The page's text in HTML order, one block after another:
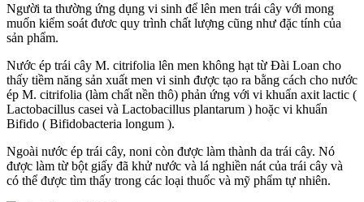
Người ta thường ứng dụng vi sinh để lên men trái cây với mong
muốn kiểm soát đươc quy trình chất lượng cũng như đặc tính của
sản phẩm.
Nước ép trái cây M. citrifolia lên men không hạt từ Đài Loan cho
thấy tiềm năng sản xuất men vi sinh được tạo ra bằng cách cho nước
ép M. citrifolia (làm chất nền thô) phản ứng với vi khuẩn axit lactic (
Lactobacillus casei và Lactobacillus plantarum ) hoặc vi khuẩn
Bifido ( Bifidobacteria longum ).
Ngoài nước ép trái cây, noni còn được làm thành da trái cây. Nó
được làm từ bột giấy đã khử nước và lá nghiền nát của trái cây và
có thể được tìm thấy trong các loại thuốc và mỹ phẩm tự nhiên.